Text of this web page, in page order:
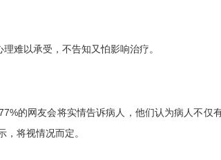
难以承受，不告知又怕影响治疗。
的网友会将实情告诉病人，他们认为病人不
将视情况而定。